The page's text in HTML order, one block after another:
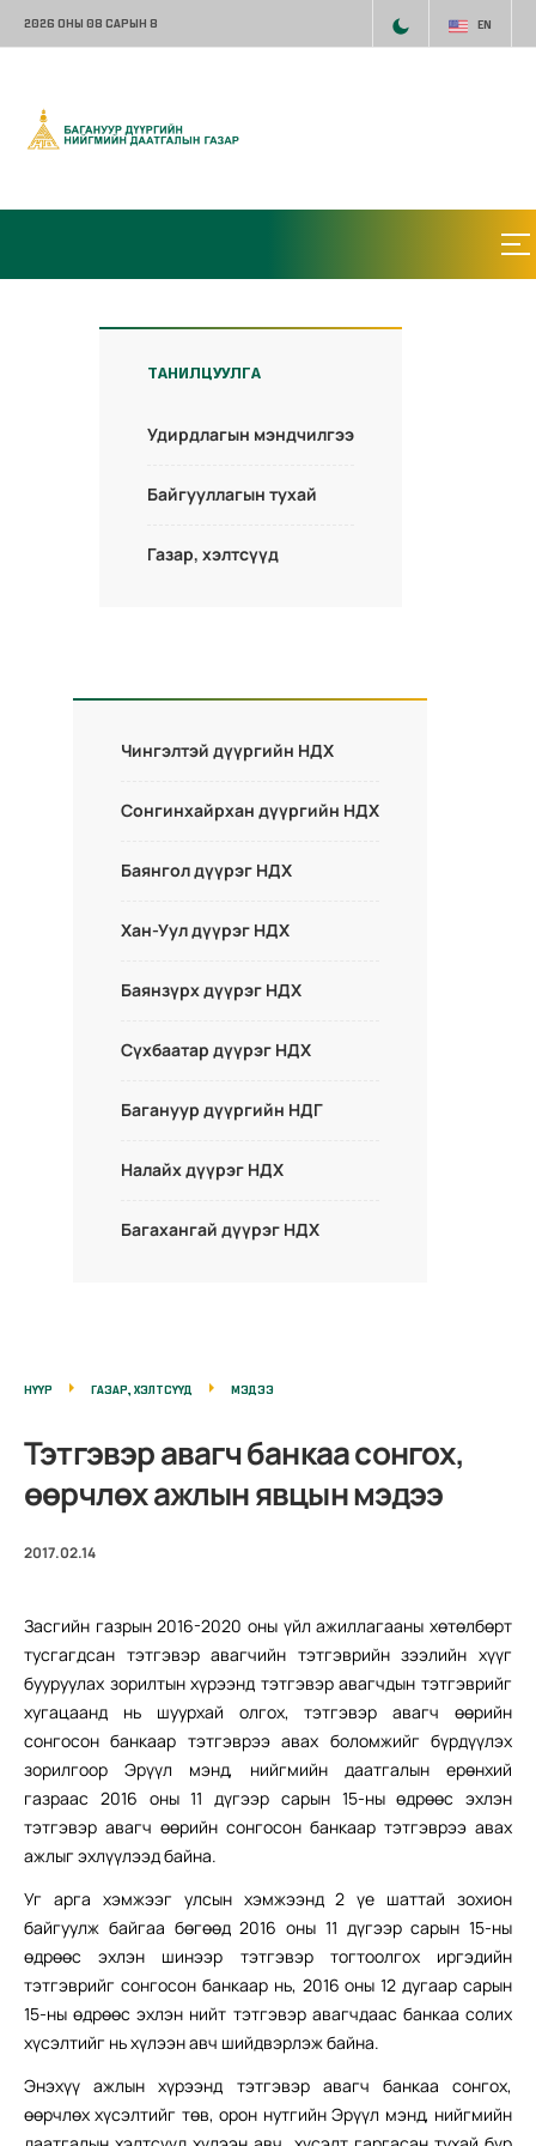
2026 ОНЫ 08 САРЫН 8 EN
ТАНИЛЦУУЛГА
Удирдлагын мэндчилгээ
Байгууллагын тухай
Газар, хэлтсүүд
Чингэлтэй дүүргийн НДХ
Сонгинхайрхан дүүргийн НДХ
Баянгол дүүрэг НДХ
Хан-Уул дүүрэг НДХ
Баянзүрх дүүрэг НДХ
Сүхбаатар дүүрэг НДХ
Багануур дүүргийн НДГ
Налайх дүүрэг НДХ
Багахангай дүүрэг НДХ
НҮҮР ГАЗАР, ХЭЛТСҮҮД МЭДЭЭ
Тэтгэвэр авагч банкаа сонгох,
өөрчлөх ажлын явцын мэдээ
2017.02.14
Засгийн газрын 2016-2020 оны үйл ажиллагааны хөтөлбөрт
тусгагдсан тэтгэвэр авагчийн тэтгэврийн зээлийн хүүг
бууруулах зорилтын хүрээнд тэтгэвэр авагчдын тэтгэврийг
хугацаанд нь шуурхай олгох, тэтгэвэр авагч өөрийн
сонгосон банкаар тэтгэврээ авах боломжийг бүрдүүлэх
зорилгоор Эрүүл мэнд, нийгмийн даатгалын ерөнхий
газраас 2016 оны 11 дүгээр сарын 15-ны өдрөөс эхлэн
тэтгэвэр авагч өөрийн сонгосон банкаар тэтгэврээ авах
ажлыг эхлүүлээд байна.
Уг арга хэмжээг улсын хэмжээнд 2 үе шаттай зохион
байгуулж байгаа бөгөөд 2016 оны 11 дүгээр сарын 15-ны
өдрөөс эхлэн шинээр тэтгэвэр тогтоолгох иргэдийн
тэтгэврийг сонгосон банкаар нь, 2016 оны 12 дугаар сарын
15-ны өдрөөс эхлэн нийт тэтгэвэр авагчдаас банкаа солих
хүсэлтийг нь хүлээн авч шийдвэрлэж байна.
Энэхүү ажлын хүрээнд тэтгэвэр авагч банкаа сонгох,
өөрчлөх хүсэлтийг төв, орон нутгийн Эрүүл мэнд, нийгмийн